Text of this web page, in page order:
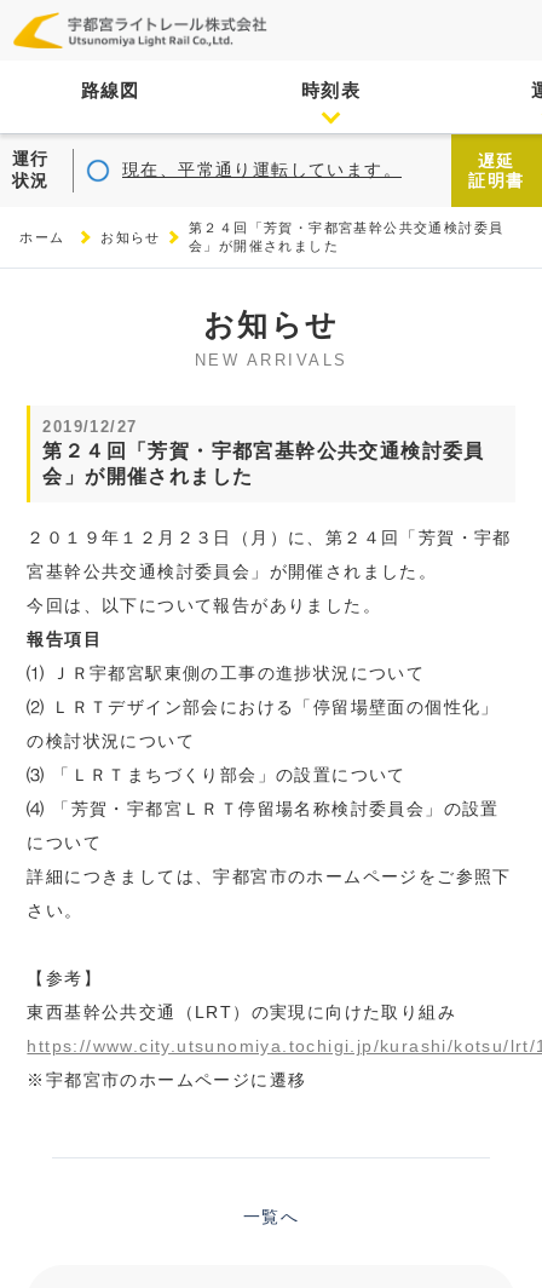
路線図 時刻表
運行
状況
現在、平常通り運転しています。
遅延
証明書
ホーム お知らせ
第２４回「芳賀・宇都宮基幹公共交通検討委員
会」が開催されました
お知らせ
NEW ARRIVALS
2019/12/27
第２４回「芳賀・宇都宮基幹公共交通検討委員
会」が開催されました
２０１９年１２月２３日（月）に、第２４回「芳賀・宇都
宮基幹公共交通検討委員会」が開催されました。
今回は、以下について報告がありました。
報告項目
⑴ ＪＲ宇都宮駅東側の工事の進捗状況について
⑵ ＬＲＴデザイン部会における「停留場壁面の個性化」
の検討状況について
⑶ 「ＬＲＴまちづくり部会」の設置について
⑷ 「芳賀・宇都宮ＬＲＴ停留場名称検討委員会」の設置
について
詳細につきましては、宇都宮市のホームページをご参照下
さい。
【参考】
東西基幹公共交通（LRT）の実現に向けた取り組み
https://www.city.utsunomiya.tochigi.jp/kurashi/kotsu/lrt/
※宇都宮市のホームページに遷移
一覧へ